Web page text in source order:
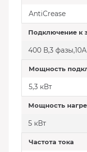
AntiCrease
Подключение к
400 В,3 фазы,10А
Мощность
5,3 кВт
Мощность
5 кВт
Частота тока